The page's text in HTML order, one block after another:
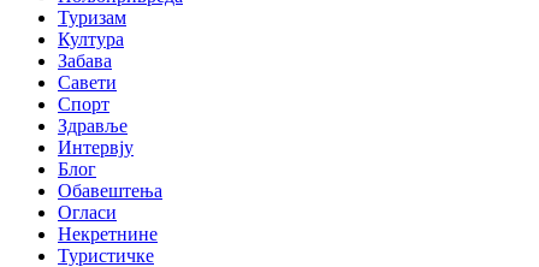
Туризам
Култура
Забава
Савети
Спорт
Здравље
Интервју
Блог
Обавештења
Огласи
Некретнине
Туристичке